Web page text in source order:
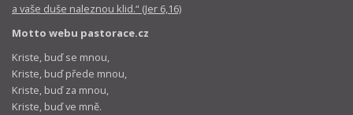
a vaše duše naleznou klid.“ (Jer 6,16)
Motto webu pastorace.cz
Kriste, buď se mnou,
Kriste, buď přede mnou,
Kriste, buď za mnou,
Kriste, buď ve mně.